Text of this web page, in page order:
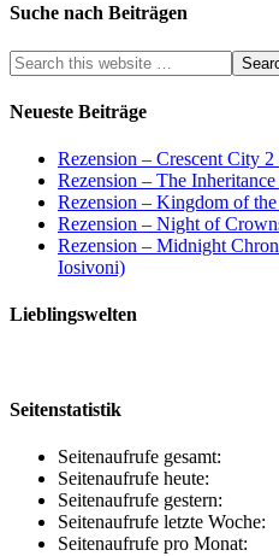
Suche nach Beiträgen
Neueste Beiträge
Rezension – Crescent City 2
Rezension – The
Rezension – Kingdom of
Rezension – Night of
Rezension – Midnight
Iosivoni)
Lieblingswelten
Seitenstatistik
Seitenaufrufe gesamt:
Seitenaufrufe heute:
Seitenaufrufe gestern:
Seitenaufrufe letzte Woche:
Seitenaufrufe pro Monat: